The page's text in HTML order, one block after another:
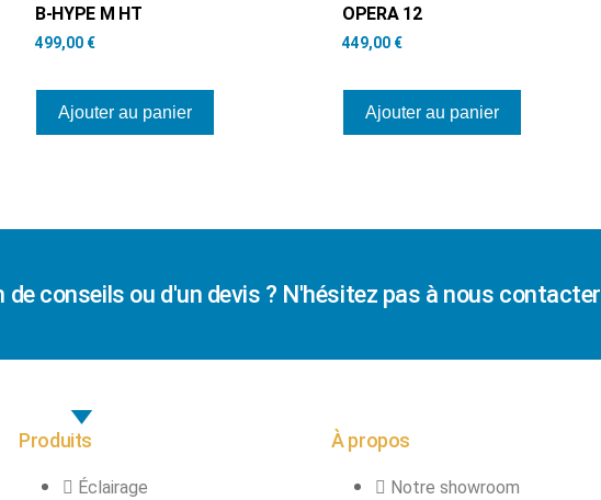
B-HYPE M HT
499,00 €
Ajouter au panier
OPERA 12
449,00 €
Ajouter au panier
de conseils ou d'un devis ? N'hésitez pas à nous contacter
Produits
Éclairage
À propos
Notre showroom